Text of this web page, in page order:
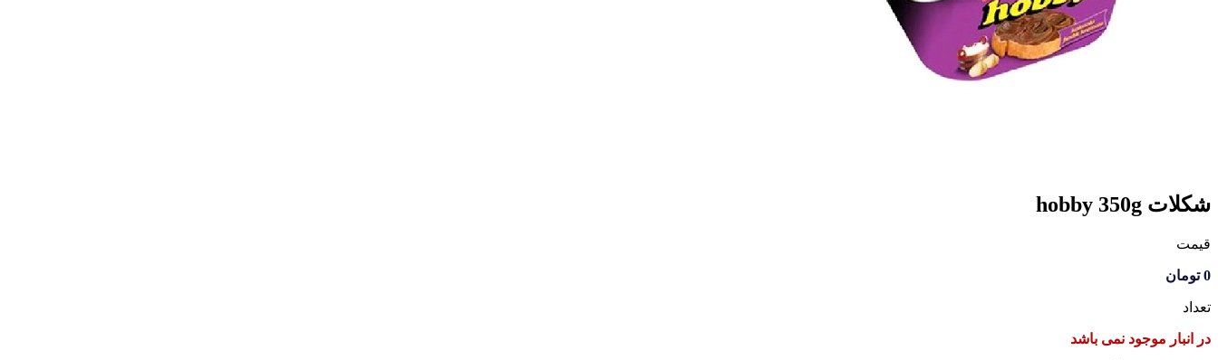
شکلات hobby 350g
قیمت
0 تومان
تعداد
در انبار موجود نمی باشد